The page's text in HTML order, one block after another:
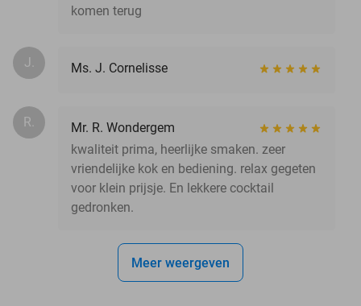
komen terug
J. Ms. J. Cornelisse
R.
Mr. R. Wondergem
kwaliteit prima, heerlijke smaken. zeer
vriendelijke kok en bediening. relax gegeten
voor klein prijsje. En lekkere cocktail
gedronken.
Meer weergeven